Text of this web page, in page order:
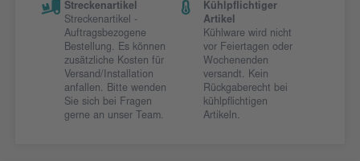
Streckenartikel
Streckenartikel -
Auftragsbezogene
Bestellung. Es können
zusätzliche Kosten für
Versand/Installation
anfallen. Bitte wenden
Sie sich bei Fragen
gerne an unser Team.
Kühlpflichtiger
Artikel
Kühlware wird nicht
vor Feiertagen oder
Wochenenden
versandt. Kein
Rückgaberecht bei
kühlpflichtigen
Artikeln.